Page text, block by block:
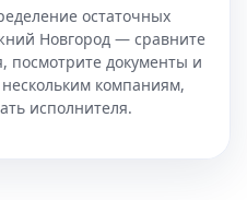
остаточных
Новгород — сравните
посмотрите документы и
компаниям,
исполнителя.